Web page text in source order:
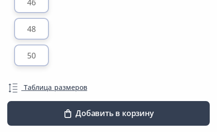
46
48
50
Таблица размеров
Добавить в корзину